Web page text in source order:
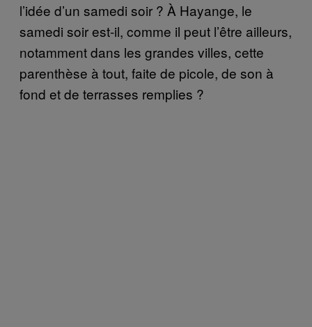
l’idée d’un samedi soir ? À Hayange, le
samedi soir est-il, comme il peut l’être ailleurs,
notamment dans les grandes villes, cette
parenthèse à tout, faite de picole, de son à
fond et de terrasses remplies ?